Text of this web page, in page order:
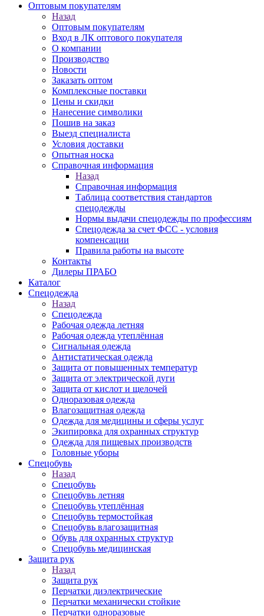
Оптовым покупателям
Назад
Оптовым покупателям
Вход в ЛК оптового покупателя
О компании
Производство
Новости
Заказать оптом
Комплексные поставки
Цены и скидки
Нанесение символики
Пошив на заказ
Выезд специалиста
Условия доставки
Опытная носка
Справочная информация
Назад
Справочная информация
Таблица соответствия стандартов
спецодежды
Нормы выдачи спецодежды по профессиям
Спецодежда за счет ФСС - условия
компенсации
Правила работы на высоте
Контакты
Дилеры ПРАБО
Каталог
Спецодежда
Назад
Спецодежда
Рабочая одежда летняя
Рабочая одежда утеплённая
Сигнальная одежда
Антистатическая одежда
Защита от повышенных температур
Защита от электрической дуги
Защита от кислот и щелочей
Одноразовая одежда
Влагозащитная одежда
Одежда для медицины и сферы услуг
Экипировка для охранных структур
Одежда для пищевых производств
Головные уборы
Спецобувь
Назад
Спецобувь
Спецобувь летняя
Спецобувь утеплённая
Спецобувь термостойкая
Спецобувь влагозащитная
Обувь для охранных структур
Спецобувь медицинская
Защита рук
Назад
Защита рук
Перчатки диэлектрические
Перчатки механически стойкие
Перчатки одноразовые